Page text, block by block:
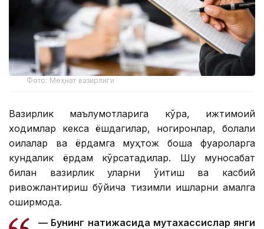
Фото: Меҳнат вазирлиги
Вазирлик маълумотларига кўра, ижтимоий
ходимлар кекса ёшдагилар, ногиронлар, болали
оилалар ва ёрдамга муҳтож бошқа фуқароларга
кундалик ёрдам кўрсатадилар. Шу муносабат
билан вазирлик уларни ўқитиш ва касбий
ривожлантириш бўйича тизимли ишларни амалга
оширмоқда.
— Бунинг натижасида мутахассислар янги